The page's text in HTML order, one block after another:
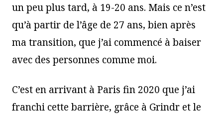
un peu plus tard, à 19-20 ans. Mais ce n’est
qu’à partir de l’âge de 27 ans, bien après
ma transition, que j’ai commencé à baiser
avec des personnes comme moi.
C’est en arrivant à Paris fin 2020 que j’ai
franchi cette barrière, grâce à Grindr et le